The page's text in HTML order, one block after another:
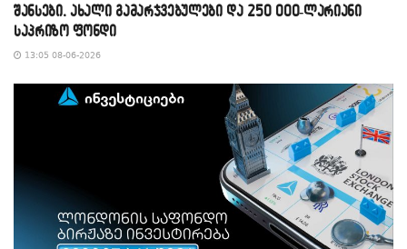
შანსები, ახალი გამარჯვებულები და 250 000-ლარიანი
საპრიზო ფონდი
13:05 08-06-2026